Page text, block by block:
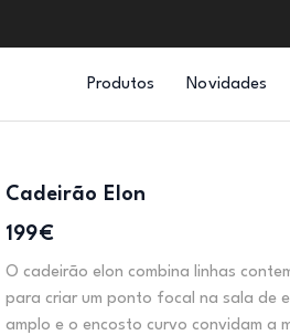
Produtos Novidades
Cadeirão Elon
199€
O cadeirão elon combina linhas
para criar um ponto focal na sala de
amplo e o encosto curvo convidam a